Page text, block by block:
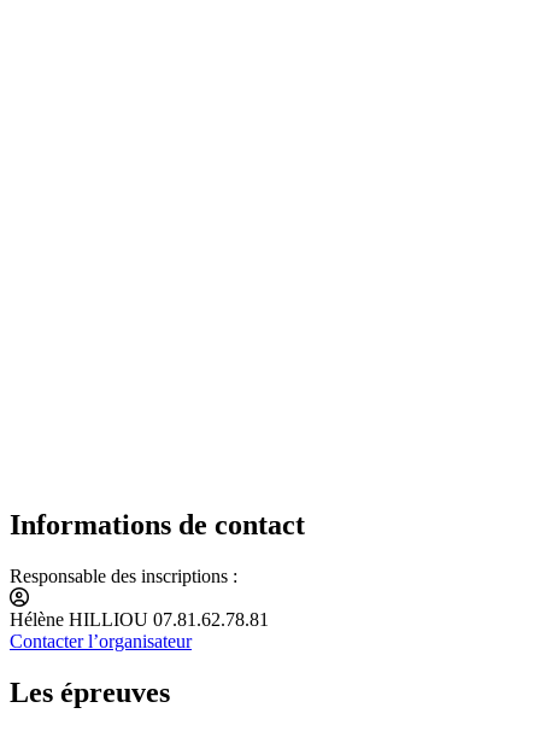
Informations de contact
Responsable des inscriptions :
Hélène HILLIOU 07.81.62.78.81
Contacter l’organisateur
Les épreuves